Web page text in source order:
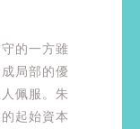
的一方雖
局部的優
佩服。朱
起始資本